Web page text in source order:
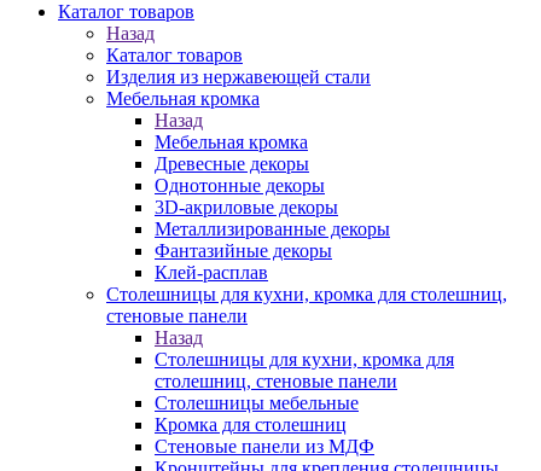
Каталог товаров
Назад
Каталог товаров
Изделия из нержавеющей стали
Мебельная кромка
Назад
Мебельная кромка
Древесные декоры
Однотонные декоры
3D-акриловые декоры
Металлизированные декоры
Фантазийные декоры
Клей-расплав
Столешницы для кухни, кромка для столешниц,
стеновые панели
Назад
Столешницы для кухни, кромка для
столешниц, стеновые панели
Столешницы мебельные
Кромка для столешниц
Стеновые панели из МДФ